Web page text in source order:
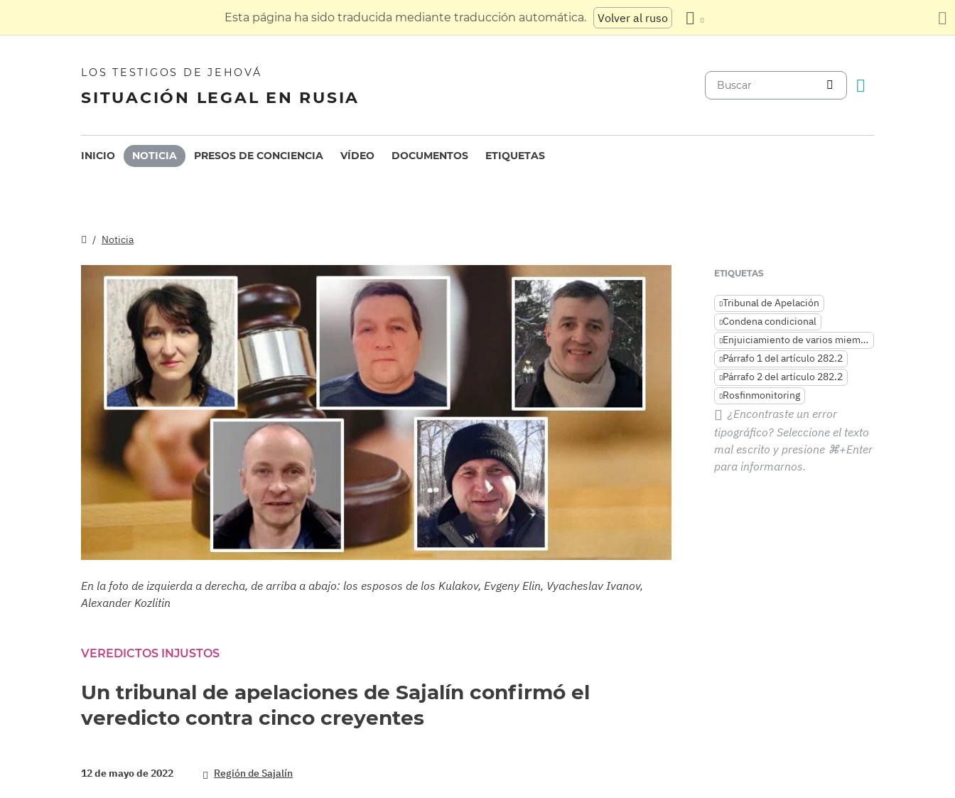
Esta página ha sido traducida mediante traducción automática. Volver al ruso
LOS TESTIGOS DE JEHOVÁ
SITUACIÓN LEGAL EN RUSIA
INICIO NOTICIA PRESOS DE CONCIENCIA VÍDEO DOCUMENTOS ETIQUETAS
Noticia
En la foto de izquierda a derecha, de arriba a abajo: los esposos de los Kulakov, Evgeny Elin, Vyacheslav Ivanov,
Alexander Kozlitin
VEREDICTOS INJUSTOS
Un tribunal de apelaciones de Sajalín confirmó el
veredicto contra cinco creyentes
12 de mayo de 2022 Región de Sajalín
ETIQUETAS
Tribunal de Apelación
Condena condicional
Enjuiciamiento de varios miembros de la familia
Párrafo 1 del artículo 282.2
Párrafo 2 del artículo 282.2
Rosfinmonitoring
¿Encontraste un error
tipográfico? Seleccione el texto
mal escrito y presione ⌘+Enter
para informarnos.